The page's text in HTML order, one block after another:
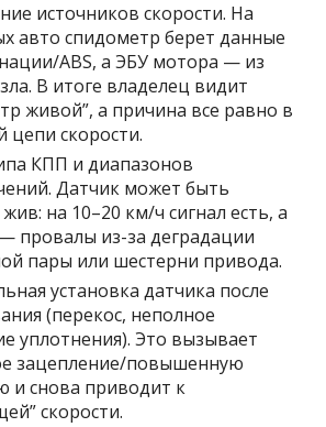
источников скорости. На
авто спидометр берет данные
ABS, а ЭБУ мотора — из
В итоге владелец видит
живой”, а причина все равно в
цепи скорости.
КПП и диапазонов
Датчик может быть
на 10–20 км/ч сигнал есть, а
провалы из-за деградации
пары или шестерни привода.
установка датчика после
(перекос, неполное
уплотнения). Это вызывает
зацепление/повышенную
и снова приводит к
скорости.